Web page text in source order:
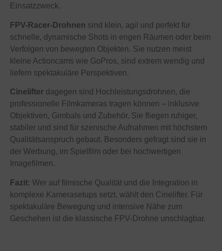
Einsatzzweck.
FPV-Racer-Drohnen sind klein, agil und perfekt für
schnelle, dynamische Shots in engen Räumen oder beim
Verfolgen von bewegten Objekten. Sie nutzen meist
kleine Actioncams wie GoPros, sind extrem wendig und
liefern spektakuläre Perspektiven.
Cinelifter dagegen sind Hochleistungsdrohnen, die
professionelle Filmkameras tragen können – inklusive
Objektiven, Gimbals und Zubehör. Sie fliegen ruhiger,
stabiler und sind für szenische Aufnahmen mit höchstem
Qualitätsanspruch gebaut. Besonders gefragt sind sie in
der Werbung, im Spielfilm oder bei hochwertigen
Imagefilmen.
Fazit: Wer auf filmische Qualität und die Integration in
komplexe Kamerasetups setzt, wählt den Cinelifter. Für
spektakuläre Bewegung und intensive Nähe zum
Geschehen ist die klassische FPV-Drohne unschlagbar.